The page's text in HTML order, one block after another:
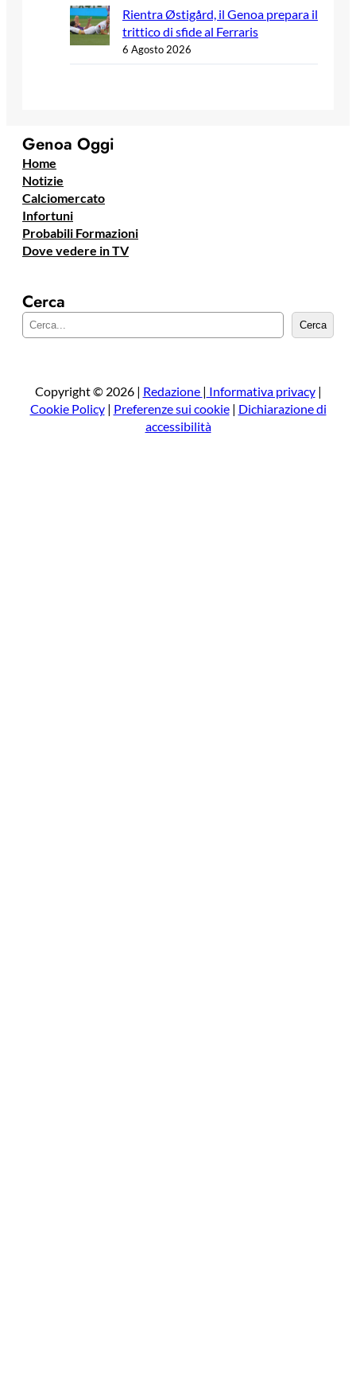
Rientra Østigård, il Genoa prepara il
trittico di sfide al Ferraris
6 Agosto 2026
Genoa Oggi
Home
Notizie
Calciomercato
Infortuni
Probabili Formazioni
Dove vedere in TV
Cerca
e
a
Cerca
Copyright © 2026 | Redazione | Informativa privacy|
Cookie Policy| Preferenze sui cookie| Dichiarazione di
accessibilità